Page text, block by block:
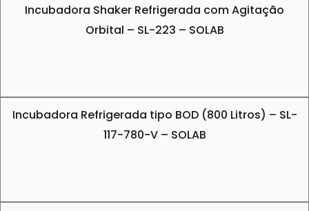
Incubadora Shaker Refrigerada com Agitação
Orbital – SL-223 – SOLAB
Incubadora Refrigerada tipo BOD (800 Litros) – SL-
117-780-V – SOLAB